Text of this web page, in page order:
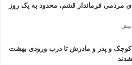
مردمی فرماندار قشم، محدود به یک روز
کوچک و پدر و مادرش تا درب ورودی بهشت